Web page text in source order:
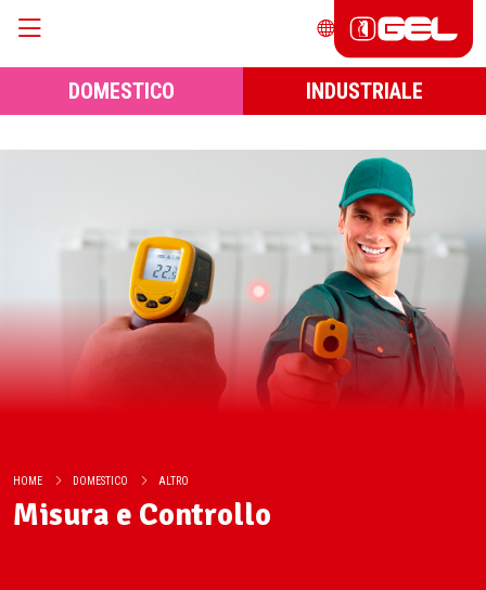
DOMESTICO INDUSTRIALE
HOME DOMESTICO ALTRO
Misura e Controllo